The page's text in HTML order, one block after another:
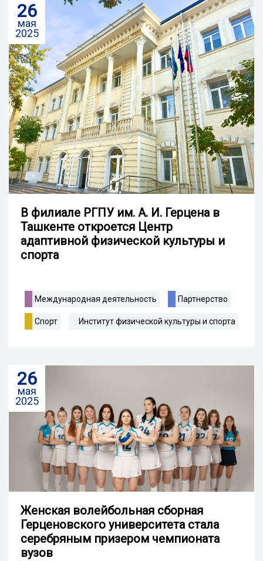
26
мая
2025
В филиале РГПУ им. А. И. Герцена в
Ташкенте откроется Центр
адаптивной физической культуры и
спорта
Международная деятельность Партнерство
Спорт Институт физической культуры и спорта
26
мая
2025
Женская волейбольная сборная
Герценовского университета стала
серебряным призером чемпионата
вузов